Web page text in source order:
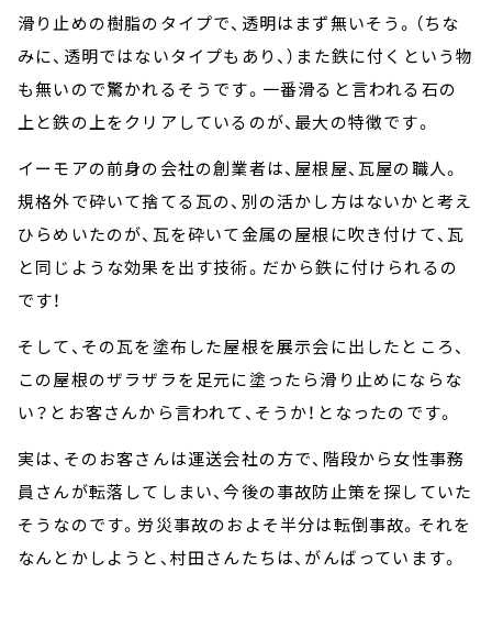
滑り止めの樹脂のタイプで、透明はまず無いそう。（ちな
みに、透明ではないタイプもあり、）また鉄に付くという物
も無いので驚かれるそうです。一番滑ると言われる石の
上と鉄の上をクリアしているのが、最大の特徴です。
イーモアの前身の会社の創業者は、屋根屋、瓦屋の職人。
規格外で砕いて捨てる瓦の、別の活かし方はないかと考え
ひらめいたのが、瓦を砕いて金属の屋根に吹き付けて、瓦
と同じような効果を出す技術。だから鉄に付けられるの
です！
そして、その瓦を塗布した屋根を展示会に出したところ、
この屋根のザラザラを足元に塗ったら滑り止めにならな
い？とお客さんから言われて、そうか！となったのです。
実は、そのお客さんは運送会社の方で、階段から女性事務
員さんが転落してしまい、今後の事故防止策を探していた
そうなのです。労災事故のおよそ半分は転倒事故。それを
なんとかしようと、村田さんたちは、がんばっています。